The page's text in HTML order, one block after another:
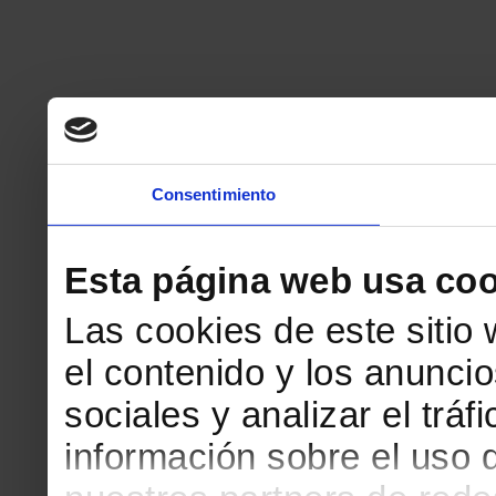
Consentimiento
Esta página web usa
Las cookies de este sitio
el contenido y los
sociales y analizar el
información sobre el uso